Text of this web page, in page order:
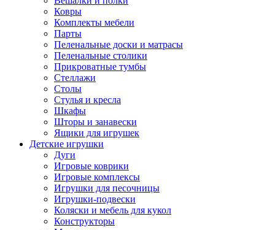
Ковры
Комплекты мебели
Парты
Пеленальные доски и матрасы
Пеленальные столики
Прикроватные тумбы
Стеллажи
Столы
Стулья и кресла
Шкафы
Шторы и занавески
Ящики для игрушек
Детские игрушки
Дуги
Игровые коврики
Игровые комплексы
Игрушки для песочницы
Игрушки-подвески
Коляски и мебель для кукол
Конструкторы